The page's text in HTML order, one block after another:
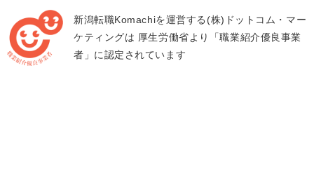
新潟転職Komachiを運営する(株)ドットコム・マー
ケティングは 厚生労働省より「職業紹介優良事業
者」に認定されています